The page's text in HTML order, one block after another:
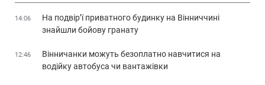
14:06
На подвір’ї приватного будинку на Вінниччині
знайшли бойову гранату
12:46
Вінничанки можуть безоплатно навчитися на
водійку автобуса чи вантажівки